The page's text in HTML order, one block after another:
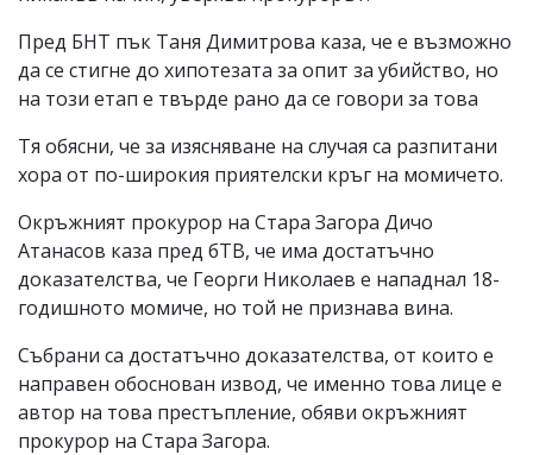
Пред БНТ пък Таня Димитрова каза, че е възможно
да се стигне до хипотезата за опит за убийство, но
на този етап е твърде рано да се говори за това
Тя обясни, че за изясняване на случая са разпитани
хора от по-широкия приятелски кръг на момичето.
Oкръжният прокурор на Стара Загора Дичо
Атанасов каза пред бТВ, че има достатъчно
доказателства, че Георги Николаев е нападнал 18-
годишното момиче, но той не признава вина.
Събрани са достатъчно доказателства, от които е
направен обоснован извод, че именно това лице е
автор на това престъпление, обяви окръжният
прокурор на Стара Загора.